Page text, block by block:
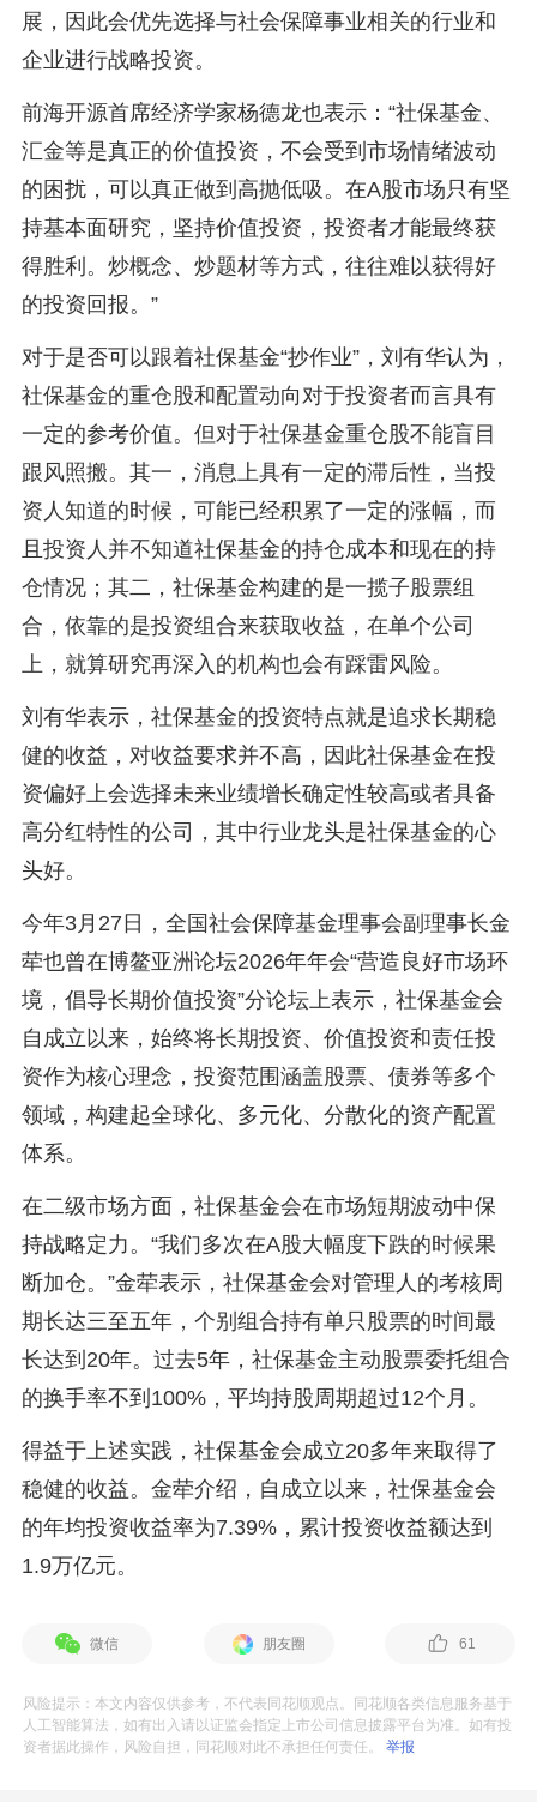
展，因此会优先选择与社会保障事业相关的行业和
企业进行战略投资。
前海开源首席经济学家杨德龙也表示：“社保基金、
汇金等是真正的价值投资，不会受到市场情绪波动
的困扰，可以真正做到高抛低吸。在A股市场只有坚
持基本面研究，坚持价值投资，投资者才能最终获
得胜利。炒概念、炒题材等方式，往往难以获得好
的投资回报。”
对于是否可以跟着社保基金“抄作业”，刘有华认为，
社保基金的重仓股和配置动向对于投资者而言具有
一定的参考价值。但对于社保基金重仓股不能盲目
跟风照搬。其一，消息上具有一定的滞后性，当投
资人知道的时候，可能已经积累了一定的涨幅，而
且投资人并不知道社保基金的持仓成本和现在的持
仓情况；其二，社保基金构建的是一揽子股票组
合，依靠的是投资组合来获取收益，在单个公司
上，就算研究再深入的机构也会有踩雷风险。
刘有华表示，社保基金的投资特点就是追求长期稳
健的收益，对收益要求并不高，因此社保基金在投
资偏好上会选择未来业绩增长确定性较高或者具备
高分红特性的公司，其中行业龙头是社保基金的心
头好。
今年3月27日，全国社会保障基金理事会副理事长金
荦也曾在博鳌亚洲论坛2026年年会“营造良好市场环
境，倡导长期价值投资”分论坛上表示，社保基金会
自成立以来，始终将长期投资、价值投资和责任投
资作为核心理念，投资范围涵盖股票、债券等多个
领域，构建起全球化、多元化、分散化的资产配置
体系。
在二级市场方面，社保基金会在市场短期波动中保
持战略定力。“我们多次在A股大幅度下跌的时候果
断加仓。”金荦表示，社保基金会对管理人的考核周
期长达三至五年，个别组合持有单只股票的时间最
长达到20年。过去5年，社保基金主动股票委托组合
的换手率不到100%，平均持股周期超过12个月。
得益于上述实践，社保基金会成立20多年来取得了
稳健的收益。金荦介绍，自成立以来，社保基金会
的年均投资收益率为7.39%，累计投资收益额达到
1.9万亿元。
微信 朋友圈 61
风险提示：本文内容仅供参考，不代表同花顺观点。同花顺各类信息服务基于
人工智能算法，如有出入请以证监会指定上市公司信息披露平台为准。如有投
资者据此操作，风险自担，同花顺对此不承担任何责任。举报